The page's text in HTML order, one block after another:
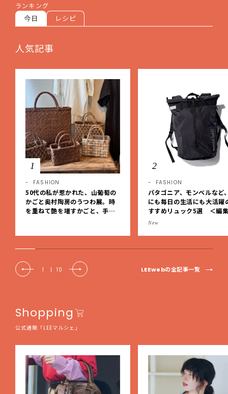
ランキング
今日 レシピ
人気記事
1
FASHION
50代の私が惹かれた、山葡萄の
かごと奥村陶房のうつわ展。時
を重ねて艶を増すかごと、手仕
2
FASHION
パタゴニア、モンベルなど
にも毎日の生活にも大活躍
すすめリュック5選 ＜編
レクト＞【LEEマルシェ】
New
1 | 10 LEEwebの全記事一覧
Shopping
公式通販「LEEマルシェ」